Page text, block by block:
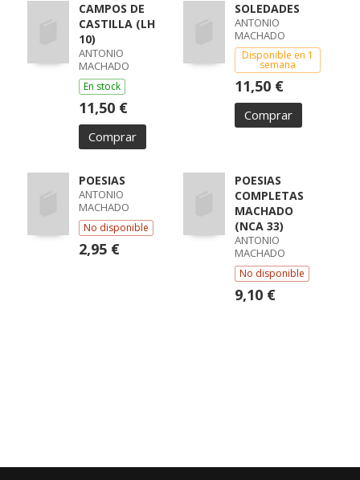
CAMPOS DE
CASTILLA (LH
10)
ANTONIO
MACHADO
En stock
11,50 €
Comprar
SOLEDADES
ANTONIO
MACHADO
Disponible en 1
semana
11,50 €
Comprar
POESIAS
ANTONIO
MACHADO
No disponible
2,95 €
POESIAS
COMPLETAS
MACHADO
(NCA 33)
ANTONIO
MACHADO
No disponible
9,10 €